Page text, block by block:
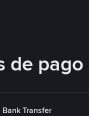
de pago
Bank Transfer